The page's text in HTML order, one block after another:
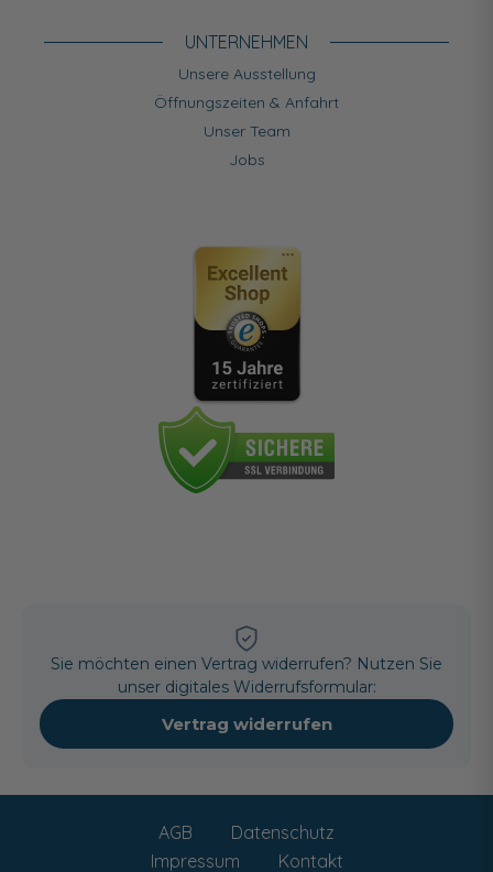
UNTERNEHMEN
Unsere Ausstellung
Öffnungszeiten & Anfahrt
Unser Team
Jobs
Sie möchten einen Vertrag widerrufen? Nutzen Sie
unser digitales Widerrufsformular:
Vertrag widerrufen
AGB
Datenschutz
Impressum
Kontakt